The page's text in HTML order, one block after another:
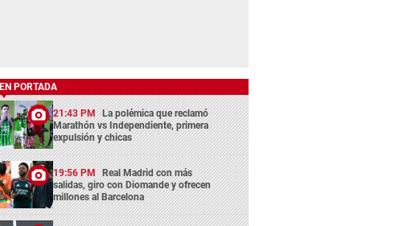
EN PORTADA
21:43 PM La polémica que reclamó
Marathón vs Independiente, primera
expulsión y chicas
19:56 PM Real Madrid con más
salidas, giro con Diomande y ofrecen
millones al Barcelona